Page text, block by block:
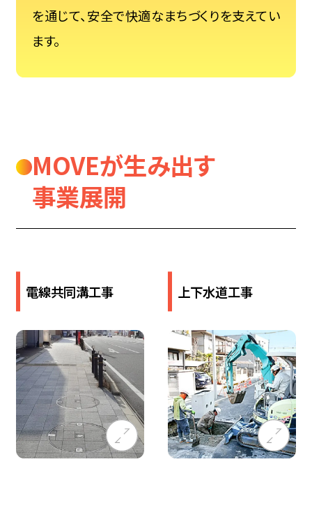
を通じて、安全で快適なまちづくりを支えてい
ます。
MOVEが生み出す
事業展開
電線​共同​溝​工事 上下水道工事